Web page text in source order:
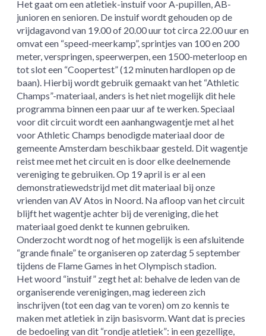
Het gaat om een atletiek-instuif voor A-pupillen, AB-
junioren en senioren. De instuif wordt gehouden op de
vrijdagavond van 19.00 of 20.00 uur tot circa 22.00 uur en
omvat een “speed-meerkamp”, sprintjes van 100 en 200
meter, verspringen, speerwerpen, een 1500-meterloop en
tot slot een “Coopertest” (12 minuten hardlopen op de
baan). Hierbij wordt gebruik gemaakt van het “Athletic
Champs”-materiaal, anders is het niet mogelijk dit hele
programma binnen een paar uur af te werken. Speciaal
voor dit circuit wordt een aanhangwagentje met al het
voor Athletic Champs benodigde materiaal door de
gemeente Amsterdam beschikbaar gesteld. Dit wagentje
reist mee met het circuit en is door elke deelnemende
vereniging te gebruiken. Op 19 april is er al een
demonstratiewedstrijd met dit materiaal bij onze
vrienden van AV Atos in Noord. Na afloop van het circuit
blijft het wagentje achter bij de vereniging, die het
materiaal goed denkt te kunnen gebruiken.
Onderzocht wordt nog of het mogelijk is een afsluitende
“grande finale” te organiseren op zaterdag 5 september
tijdens de Flame Games in het Olympisch stadion.
Het woord “instuif” zegt het al: behalve de leden van de
organiserende verenigingen, mag iedereen zich
inschrijven (tot een dag van te voren) om zo kennis te
maken met atletiek in zijn basisvorm. Want dat is precies
de bedoeling van dit “rondje atletiek”: in een gezellige,